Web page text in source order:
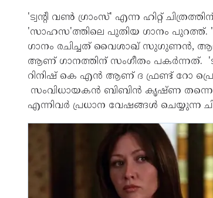
'ട്വന്റി വൺ ഗ്രാംസ്' എന്ന ഹിറ്റ്
'സാഹസ'ത്തിലെ പുതിയ ഗാനം
ഗാനം രചിച്ചത് വൈശാഖ് സുഗുണൻ,
ആണ് ഗാനത്തിന് സംഗീതം പകർന്നത്.
റിനിഷ് കെ എൻ ആണ് ദ ഫ്രണ്ട് റോ
സംവിധായകൻ ബിബിൻ കൃഷ്ണ
എന്നിവർ പ്രധാന വേഷങ്ങൾ ചെയ്യുന്ന